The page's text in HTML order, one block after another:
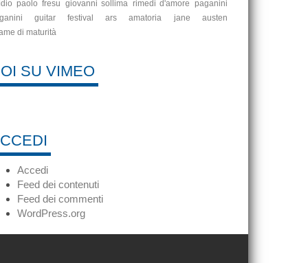
paolo fresu giovanni sollima rimedi d'amore paganini
guitar festival
ars amatoria
jane austen
di maturità
SU VIMEO
Accedi
Feed dei contenuti
Feed dei commenti
WordPress.org